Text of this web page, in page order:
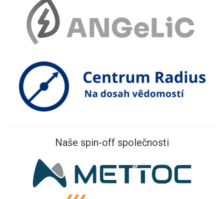
Naše spin-off společnosti